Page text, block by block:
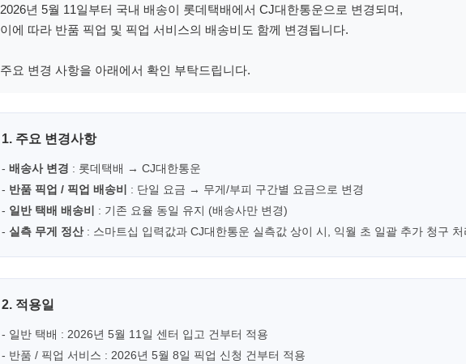
2026년 5월 11일부터 국내 배송이 롯데택배에서 CJ대한통운으로 변경되며,
이에 따라 반품 픽업 및 픽업 서비스의 배송비도 함께 변경됩니다.
주요 변경 사항을 아래에서 확인 부탁드립니다.
1. 주요 변경사항
- 배송사 변경 : 롯데택배 → CJ대한통운
- 반품 픽업 / 픽업 배송비
: 단일 요금 → 무게/부피 구간별 요금으로 변경
- 일반 택배 배송비
: 기존 요율 동일 유지 (배송사만 변경)
- 실측 무게 정산: 스마트십 입력값과 CJ대한통운 실측값 상이 시, 익월 초 일괄 추가 청구 처
2. 적용일
- 일반 택배 : 2026년 5월 11일 센터 입고 건부터 적용
- 반품 / 픽업 서비스 : 2026년 5월 8일 픽업 신청 건부터 적용